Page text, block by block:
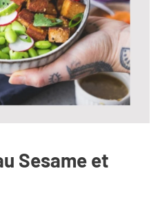
Sesame et